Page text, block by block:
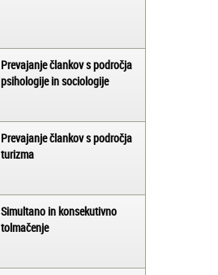
Prevajanje člankov s področja
psihologije in sociologije
Prevajanje člankov s področja
turizma
Simultano in konsekutivno
tolmačenje